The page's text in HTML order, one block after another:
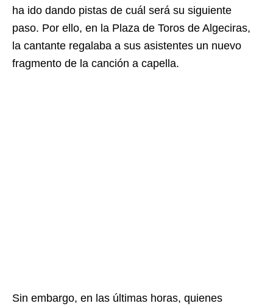
ha ido dando pistas de cuál será su siguiente
paso. Por ello, en la Plaza de Toros de Algeciras,
la cantante regalaba a sus asistentes un nuevo
fragmento de la canción a capella.
Sin embargo, en las últimas horas, quienes